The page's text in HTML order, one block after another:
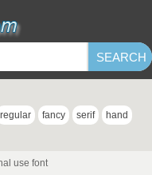
regular fancy serif hand
use font